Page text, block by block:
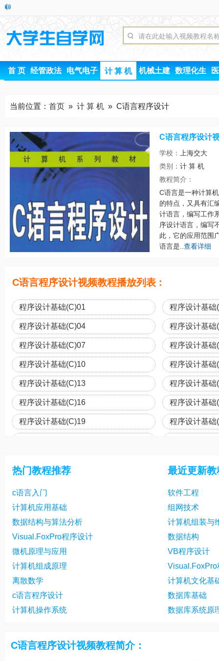
首 页 经管政法 电气电子 计 算 机 机械土建 数理化生
当前位置： 首页 » 计 算 机 » C语言程序设计
C语言程序设计
学校：
上海交大
类别： 计 算 机
教程简介：
C语言是一种计算
的特点，又具有汇
计语言，编写工作
序设计语言，编写
此，它的应用范
语言是.. 查看详细
C语言程序设计视频教程播放列表 :
程序设计基础(C)01 程序设计基础
程序设计基础(C)04 程序设计基础
程序设计基础(C)07 程序设计基础
程序设计基础(C)10 程序设计基础
程序设计基础(C)13 程序设计基础
程序设计基础(C)16 程序设计基础
程序设计基础(C)19 程序设计基础
热门教程推荐
c语言入门
计算机应用基础
数据结构与算法分析
Visual.FoxPro程序设计
微机原理与应用
计算机组成原理
离散数学
c语言程序设计
计算机操作系统
最近更新教
软件工程
组网技术
计算机组装与
数据结构
VB程序设计
Visual.FoxPro
计算机文化基
数据库基础
数据库系统原
C语言程序设计视频教程简介：